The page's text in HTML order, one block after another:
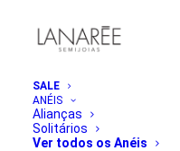
SALE
ANÉIS
Alianças
Solitários
Ver todos os Anéis